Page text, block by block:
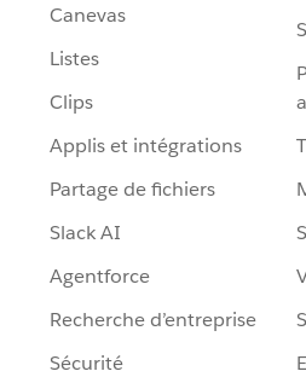
Canevas
Listes
Clips
Applis et intégrations
Partage de fichiers
Slack AI
Agentforce
Recherche d’entreprise
Sécurité